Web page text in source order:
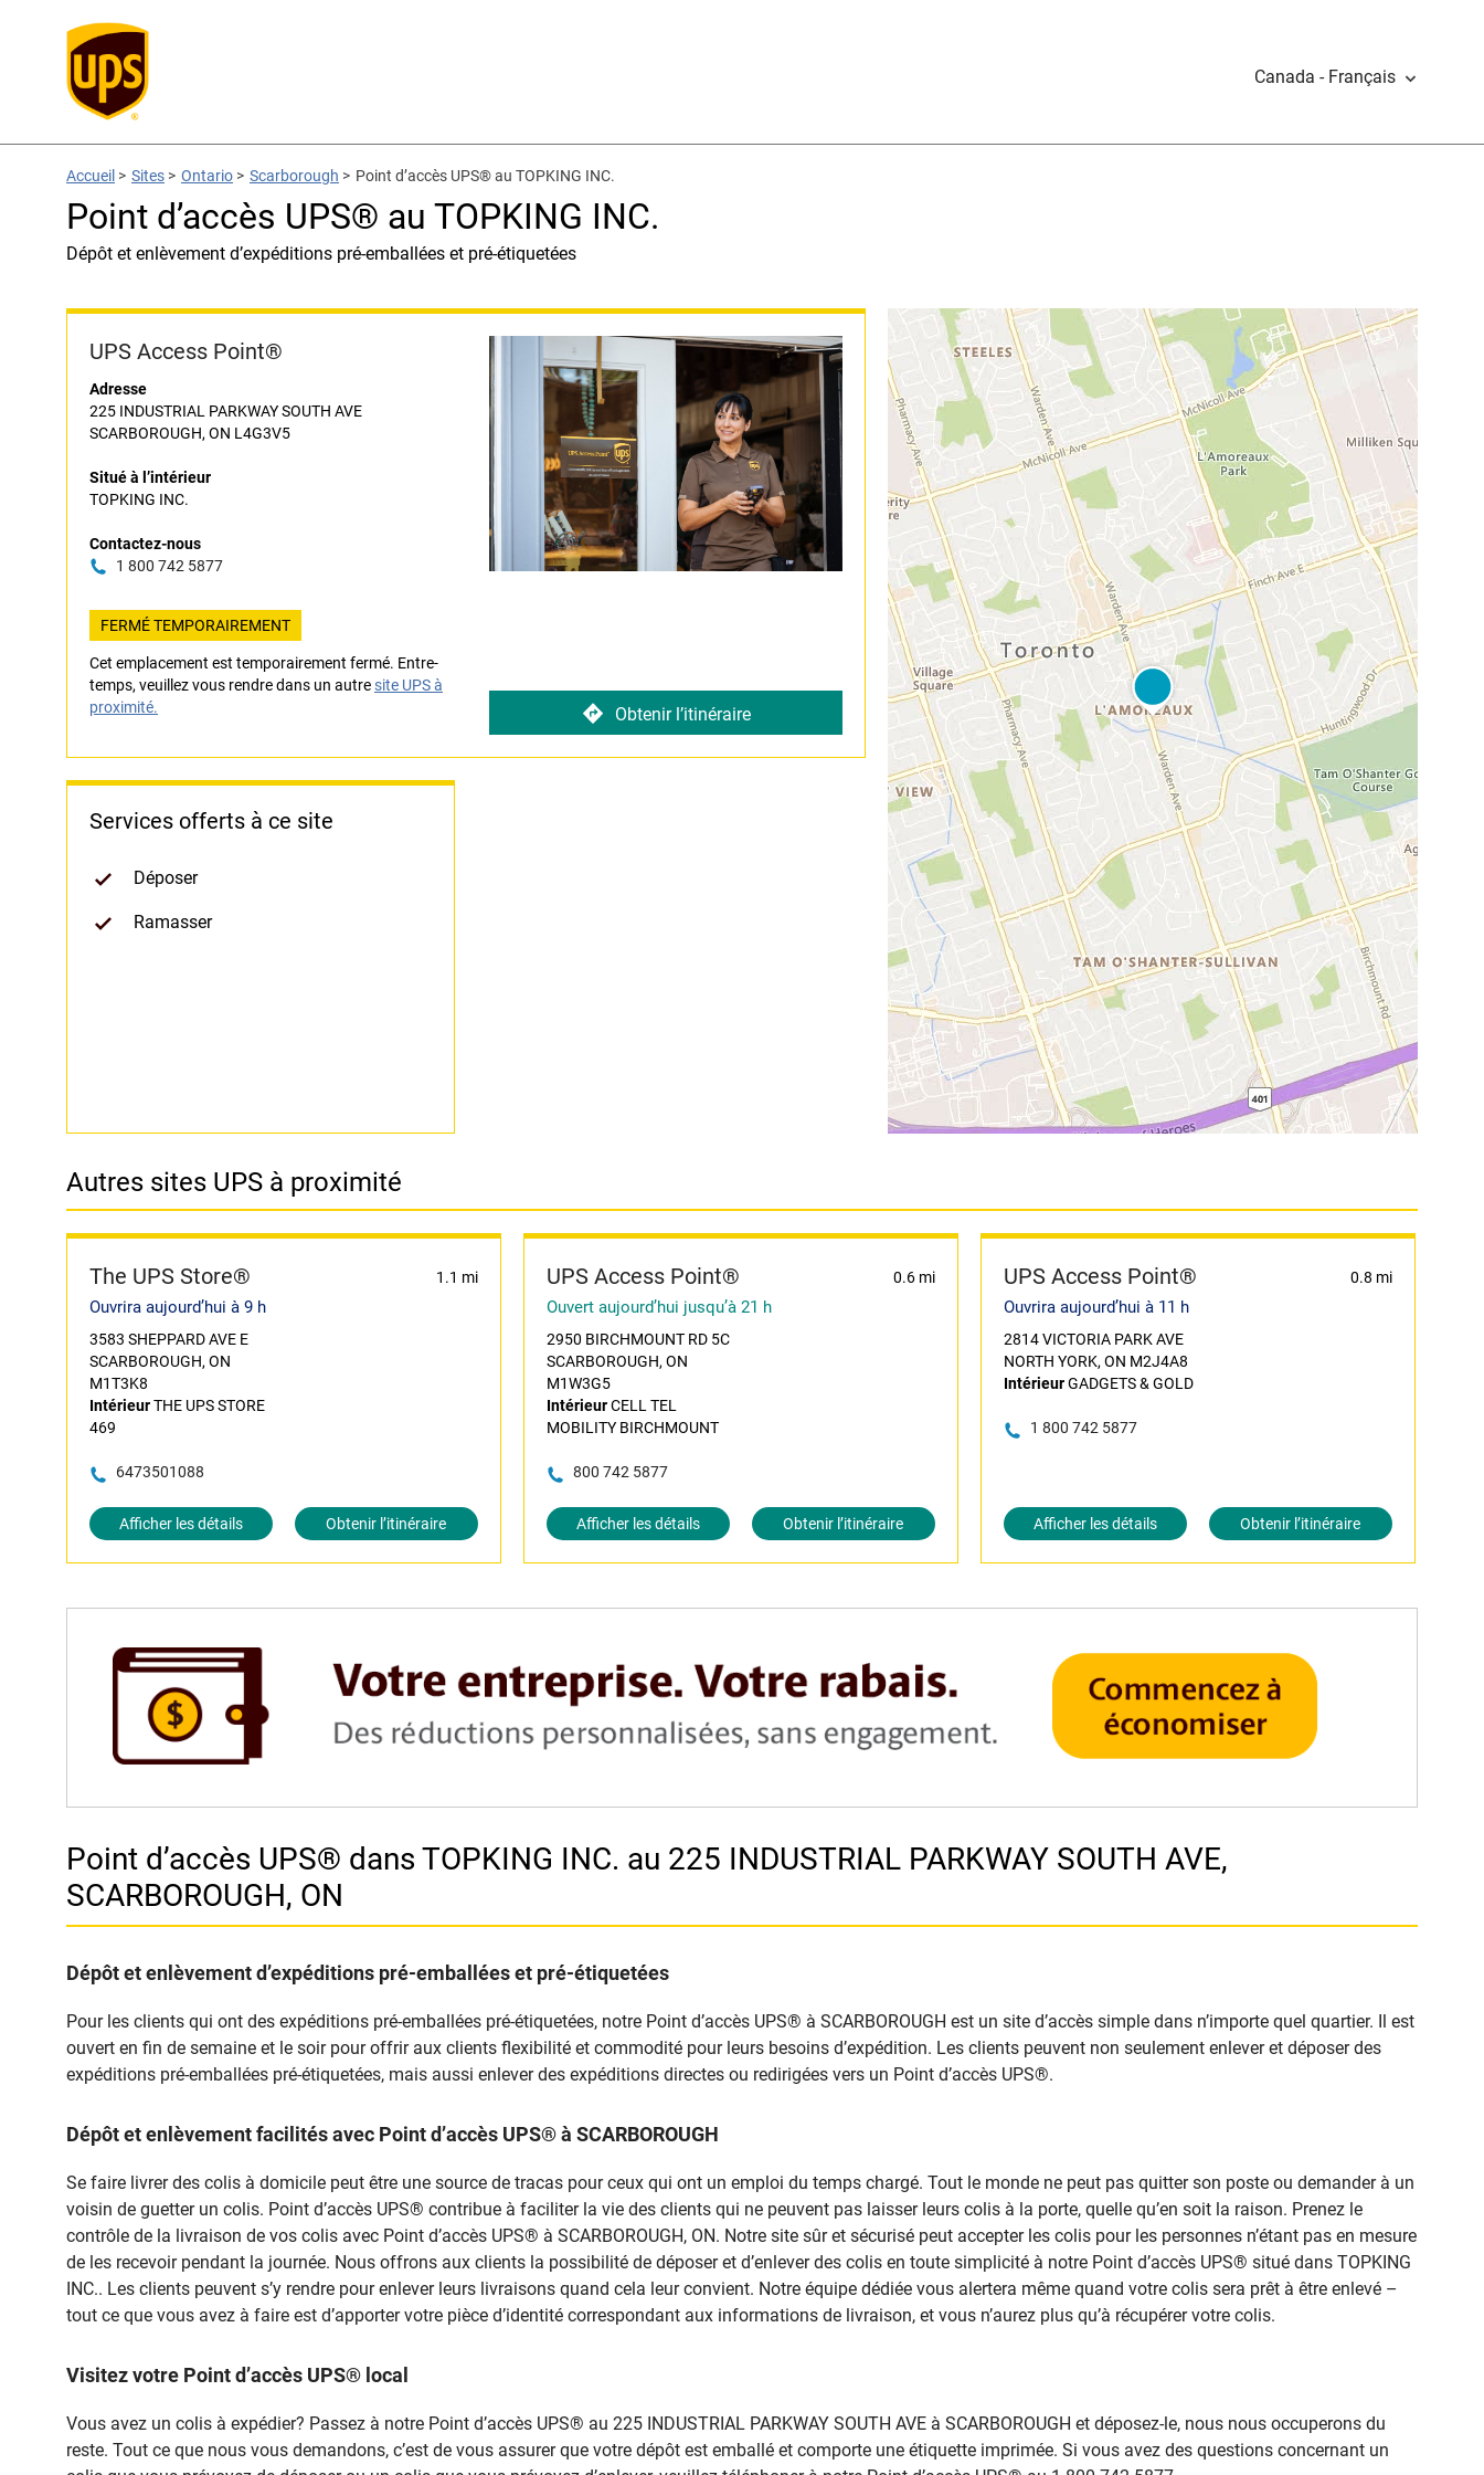
Canada - Français
Accueil > Sites > Ontario > Scarborough > Point d’accès UPS® au TOPKING INC.
Point d’accès UPS® au TOPKING INC.
Dépôt et enlèvement d’expéditions pré-emballées et pré-étiquetées
UPS Access Point®
Adresse
225 INDUSTRIAL PARKWAY SOUTH AVE
SCARBOROUGH, ON L4G3V5
Situé à l’intérieur
TOPKING INC.
Contactez-nous
1 800 742 5877
FERMÉ TEMPORAIREMENT
Cet emplacement est temporairement fermé. Entre-
temps, veuillez vous rendre dans un autresite UPS à
proximité.
Obtenir l’itinéraire
Services offerts à ce site
Déposer
Ramasser
Autres sites UPS à proximité
The UPS Store® 1.1 mi
Ouvrira aujourd’hui à 9 h
3583 SHEPPARD AVE E
SCARBOROUGH, ON
M1T3K8
IntérieurTHE UPS STORE
469
6473501088
Afficher les détails Obtenir l’itinéraire
UPS Access Point® 0.6 mi
Ouvert aujourd’hui jusqu’à 21 h
2950 BIRCHMOUNT RD 5C
SCARBOROUGH, ON
M1W3G5
IntérieurCELL TEL
MOBILITY BIRCHMOUNT
800 742 5877
Afficher les détails Obtenir l’itinéraire
UPS Access Point® 0.8 mi
Ouvrira aujourd’hui à 11 h
2814 VICTORIA PARK AVE
NORTH YORK, ON M2J4A8
IntérieurGADGETS & GOLD
1 800 742 5877
Afficher les détails Obtenir l’itinéraire
Point d’accès UPS® dans TOPKING INC. au 225 INDUSTRIAL PARKWAY SOUTH AVE,
SCARBOROUGH, ON
Dépôt et enlèvement d’expéditions pré-emballées et pré-étiquetées
Pour les clients qui ont des expéditions pré-emballées pré-étiquetées, notre Point d’accès UPS® à SCARBOROUGH est un site d’accès simple dans n’importe quel quartier. Il est
ouvert en fin de semaine et le soir pour offrir aux clients flexibilité et commodité pour leurs besoins d’expédition. Les clients peuvent non seulement enlever et déposer des
expéditions pré-emballées pré-étiquetées, mais aussi enlever des expéditions directes ou redirigées vers un Point d’accès UPS®.
Dépôt et enlèvement facilités avec Point d’accès UPS® à SCARBOROUGH
Se faire livrer des colis à domicile peut être une source de tracas pour ceux qui ont un emploi du temps chargé. Tout le monde ne peut pas quitter son poste ou demander à un
voisin de guetter un colis. Point d’accès UPS® contribue à faciliter la vie des clients qui ne peuvent pas laisser leurs colis à la porte, quelle qu’en soit la raison. Prenez le
contrôle de la livraison de vos colis avec Point d’accès UPS® à SCARBOROUGH, ON. Notre site sûr et sécurisé peut accepter les colis pour les personnes n’étant pas en mesure
de les recevoir pendant la journée. Nous offrons aux clients la possibilité de déposer et d’enlever des colis en toute simplicité à notre Point d’accès UPS® situé dans TOPKING
INC.. Les clients peuvent s’y rendre pour enlever leurs livraisons quand cela leur convient. Notre équipe dédiée vous alertera même quand votre colis sera prêt à être enlevé –
tout ce que vous avez à faire est d’apporter votre pièce d’identité correspondant aux informations de livraison, et vous n’aurez plus qu’à récupérer votre colis.
Visitez votre Point d’accès UPS® local
Vous avez un colis à expédier? Passez à notre Point d’accès UPS® au 225 INDUSTRIAL PARKWAY SOUTH AVE à SCARBOROUGH et déposez-le, nous nous occuperons du
reste. Tout ce que nous vous demandons, c’est de vous assurer que votre dépôt est emballé et comporte une étiquette imprimée. Si vous avez des questions concernant un